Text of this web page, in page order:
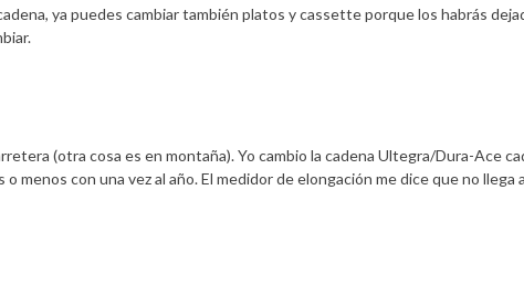
ya puedes cambiar también platos y cassette porque los habrás
(otra cosa es en montaña). Yo cambio la cadena Ultegra/Dura-Ace
menos con una vez al año. El medidor de elongación me dice que no llega